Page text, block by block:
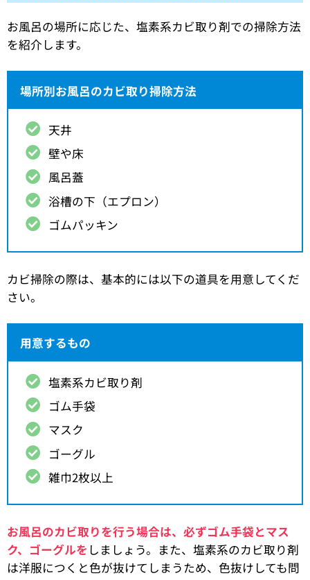
お風呂の場所に応じた、塩素系カビ取り剤での掃除方法
を紹介します。
場所別お風呂のカビ取り掃除方法
天井
壁や床
風呂蓋
浴槽の下（エプロン）
ゴムパッキン
カビ掃除の際は、基本的には以下の道具を用意してくだ
さい。
用意するもの
塩素系カビ取り剤
ゴム手袋
マスク
ゴーグル
雑巾2枚以上
お風呂のカビ取りを行う場合は、必ずゴム手袋とマス
ク、ゴーグルを しましょう。また、塩素系のカビ取り剤
は洋服につくと色が抜けてしまうため、色抜けしても問